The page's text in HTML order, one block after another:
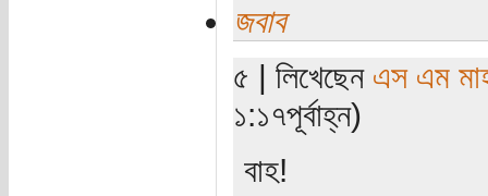
জবাব
৫ | লিখেছেন এস এম
১:১৭পূর্বাহ্ন)
বাহ!